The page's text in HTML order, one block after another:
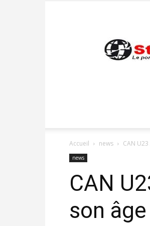
Accueil news CAN
news
CAN
son